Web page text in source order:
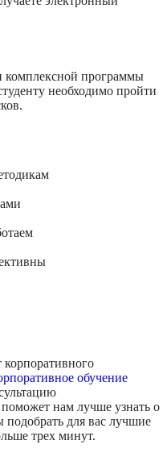
комплексной программы
необходимо пройти
корпоративного
обучение
нам лучше узнать о
для вас лучшие
трех минут.